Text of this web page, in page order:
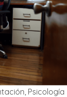
Psicología